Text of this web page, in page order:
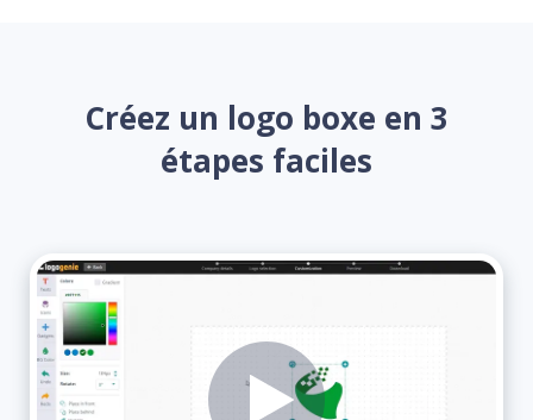
Créez un logo boxe en 3
étapes faciles